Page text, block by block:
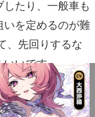
たり、一般車も
を定めるのが難
、先回りするな
いいです。
られません。